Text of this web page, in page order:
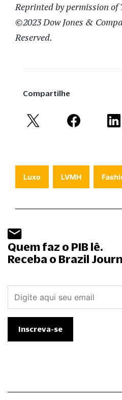
Reprinted by permission of
©2023 Dow Jones &
Reserved.
Compartilhe
Luxo LVMH
Quem faz o PIB lê.
Receba o Brazil